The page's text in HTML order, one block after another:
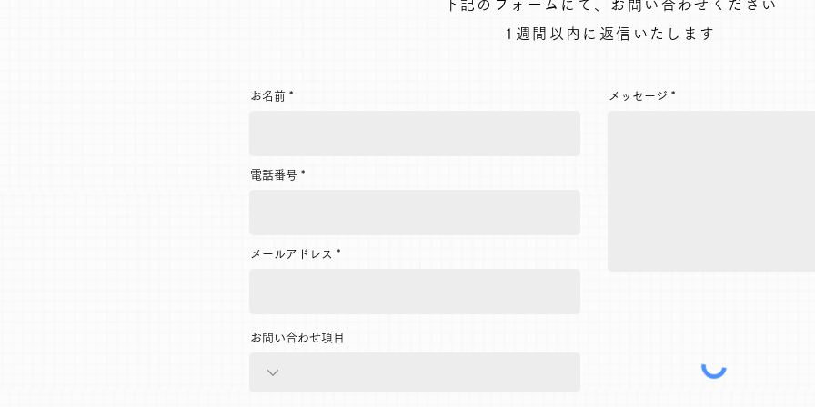
下記のフォームにて、お問い合わせください
1週間以内に返信いたします
お名前
電話番号
メールアドレス
メッセージ
お問い合わせ項目